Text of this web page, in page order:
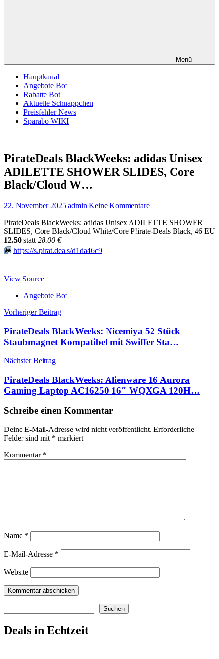
Menü
Hauptkanal
Angebote Bot
Rabatte Bot
Aktuelle Schnäppchen
Preisfehler News
Sparabo WIKI
PirateDeals BlackWeeks: adidas Unisex
ADILETTE SHOWER SLIDES, Core
Black/Cloud W…
22. November 2025 admin Keine Kommentare
PirateDeals BlackWeeks: adidas Unisex ADILETTE SHOWER
SLIDES, Core Black/Cloud White/Core P!irate-Deals Black, 46 EU
12.50 statt 28.00 €
⏩️ https://s.pirat.deals/d1da46c9
View Source
Angebote Bot
Beitragsnavigation
Vorheriger Beitrag
PirateDeals BlackWeeks: Nicemiya 52 Stück
Staubmagnet Kompatibel mit Swiffer Sta…
Nächster Beitrag
PirateDeals BlackWeeks: Alienware 16 Aurora
Gaming Laptop AC16250 16″ WQXGA 120H…
Schreibe einen Kommentar
Deine E-Mail-Adresse wird nicht veröffentlicht. Erforderliche
Felder sind mit * markiert
Kommentar *
Name *
E-Mail-Adresse *
Website
Suchen
Deals in Echtzeit